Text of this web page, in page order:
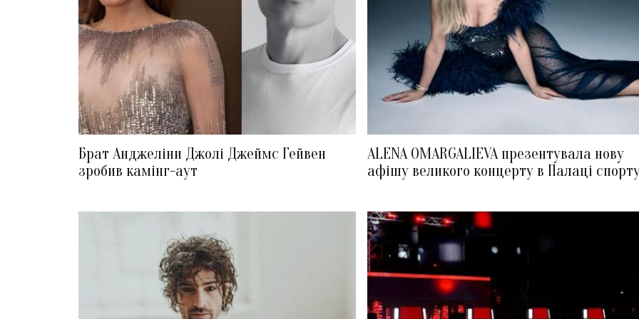
Брат Анджеліни Джолі Джеймс Гейвен
зробив камінг-аут
ALENA OMARGALIEVA презентувала нову
афішу великого концерту в Палаці